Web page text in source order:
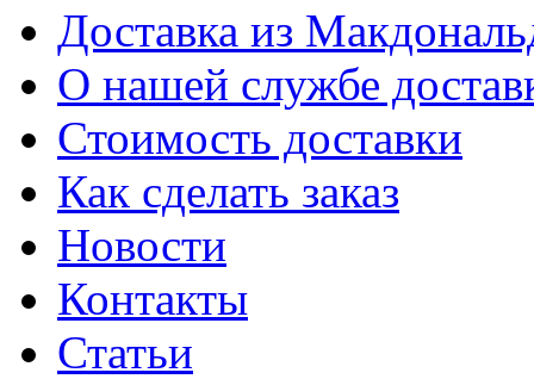
Доставка из
О нашей службе
Стоимость доставки
Как сделать заказ
Новости
Контакты
Статьи